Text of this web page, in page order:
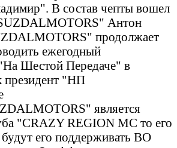
В состав чепты вошел
Антон
продолжает
ежегодный
Шестой Передаче" в
президент "НП
является
"CRAZY REGION MC то его
его поддерживать ВО